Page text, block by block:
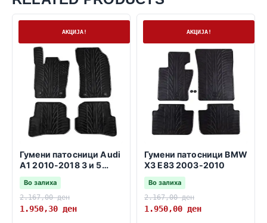
АКЦИЈА!
Гумени патосници Audi
A1 2010-2018 3 и 5
врати sportback
Во залиха
2.167,00ден
1.950,30 ден
АКЦИЈА!
Гумени патосници BMW
X3 E83 2003-2010
Во залиха
2.167,00ден
1.950,00 ден